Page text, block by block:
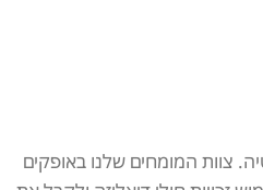
צוות המומחים שלנו באופקים